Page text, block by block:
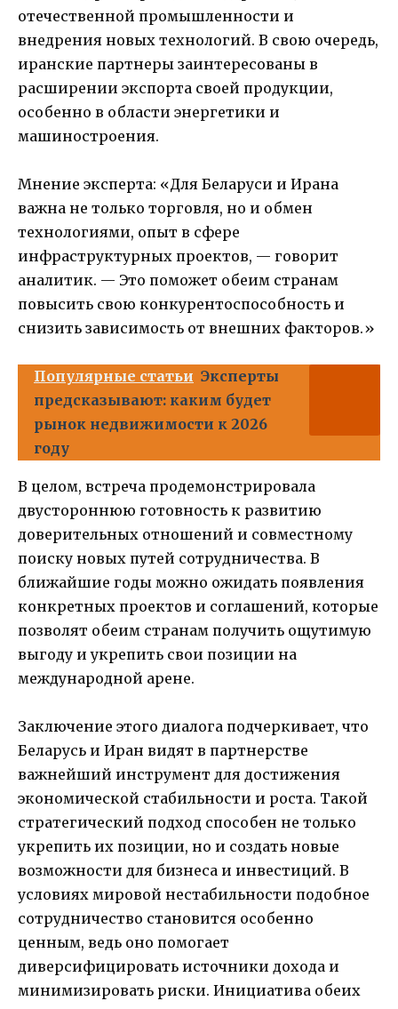
отечественной промышленности и
внедрения новых технологий. В свою очередь,
иранские партнеры заинтересованы в
расширении экспорта своей продукции,
особенно в области энергетики и
машиностроения.
Мнение эксперта: «Для Беларуси и Ирана
важна не только торговля, но и обмен
технологиями, опыт в сфере
инфраструктурных проектов, — говорит
аналитик. — Это поможет обеим странам
повысить свою конкурентоспособность и
снизить зависимость от внешних факторов.»
Популярные статьи Эксперты
предсказывают: каким будет
рынок недвижимости к 2026
году
В целом, встреча продемонстрировала
двустороннюю готовность к развитию
доверительных отношений и совместному
поиску новых путей сотрудничества. В
ближайшие годы можно ожидать появления
конкретных проектов и соглашений, которые
позволят обеим странам получить ощутимую
выгоду и укрепить свои позиции на
международной арене.
Заключение этого диалога подчеркивает, что
Беларусь и Иран видят в партнерстве
важнейший инструмент для достижения
экономической стабильности и роста. Такой
стратегический подход способен не только
укрепить их позиции, но и создать новые
возможности для бизнеса и инвестиций. В
условиях мировой нестабильности подобное
сотрудничество становится особенно
ценным, ведь оно помогает
диверсифицировать источники дохода и
минимизировать риски. Инициатива обеих